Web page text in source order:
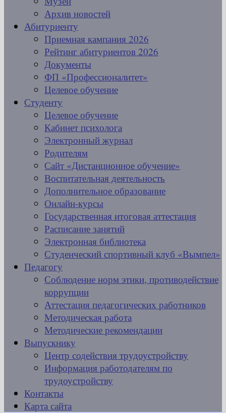
Архив новостей
Абитуриенту
Приемная кампания 2026
Рейтинг абитуриентов 2026
Документы
ФП «Профессионалитет»
Целевое обучение
Студенту
Целевое обучение
Кабинет психолога
Электронный журнал
Родителям
Сайт «Дистанционное обучение»
Воспитательная деятельность
Дополнительное образование
Онлайн-курсы
Государственная итоговая аттестация
Расписание занятий
Электронная библиотека
Студенческий спортивный клуб «Вымпел»
Педагогу
Соблюдение норм этики, противодействие
коррупции
Аттестация педагогических работников
Методическая работа
Методические рекомендации
Выпускнику
Центр содействия трудоустройству
Информация работодателям по
трудоустройству
Контакты
Карта сайта